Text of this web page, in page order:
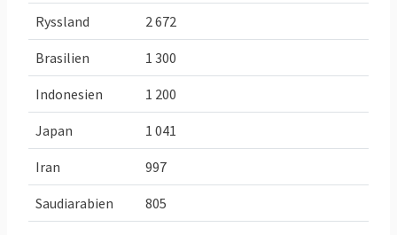
jmf. 2005
Sverige
släppte ut
42,2 Mt
2024
på 21,6
av
växthusgaser
i skog och
31,223
MtCO e2023
med3,955
Ryssland 2 672
Brasilien 1 300
Indonesien 1 200
Japan 1 041
Iran 997
Saudiarabien 805